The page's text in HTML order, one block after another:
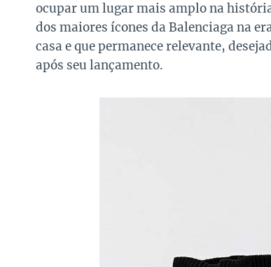
ocupar um lugar mais amplo na
dos maiores ícones da Balenciaga na
casa e que permanece relevante,
após seu lançamento.